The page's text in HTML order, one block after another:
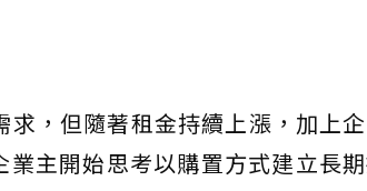
，但隨著租金持續上漲，加上
主開始思考以購置方式建立長